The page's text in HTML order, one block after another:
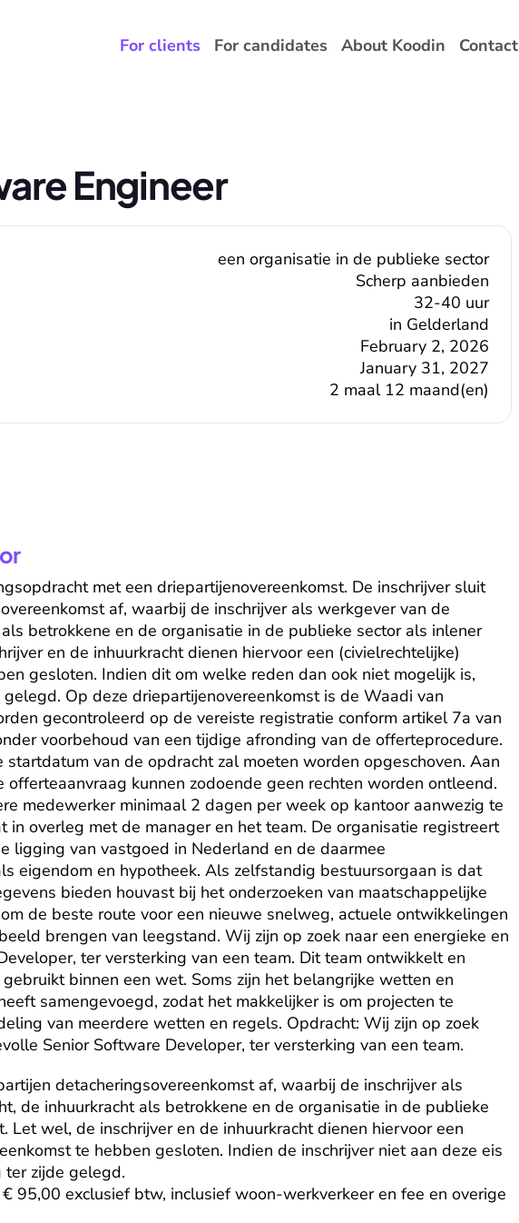
For clients For candidates About Koodin Contact
Engineer
February 2, 2026
January 31, 2027
2 maal 12 maand(en)
een organisatie in de publieke sector
Scherp aanbieden
32-40 uur
in Gelderland
met een driepartijenovereenkomst. De inschrijver sluit
af, waarbij de inschrijver als werkgever van de
betrokkene en de organisatie in de publieke sector als inlener
en de inhuurkracht dienen hiervoor een (civielrechtelijke)
gesloten. Indien dit om welke reden dan ook niet mogelijk is,
Op deze driepartijenovereenkomst is de Waadi van
gecontroleerd op de vereiste registratie conform artikel 7a van
voorbehoud van een tijdige afronding van de offerteprocedure.
van de opdracht zal moeten worden opgeschoven. Aan
kunnen zodoende geen rechten worden ontleend.
medewerker minimaal 2 dagen per week op kantoor aanwezig te
in overleg met de manager en het team. De organisatie registreert
ligging van vastgoed in Nederland en de daarmee
eigendom en hypotheek. Als zelfstandig bestuursorgaan is dat
bieden houvast bij het onderzoeken van maatschappelijke
de beste route voor een nieuwe snelweg, actuele ontwikkelingen
brengen van leegstand. Wij zijn op zoek naar een energieke en
ter versterking van een team. Dit team ontwikkelt en
binnen een wet. Soms zijn het belangrijke wetten en
samengevoegd, zodat het makkelijker is om projecten te
van meerdere wetten en regels. Opdracht: Wij zijn op zoek
Senior Software Developer, ter versterking van een team.
detacheringsovereenkomst af, waarbij de inschrijver als
de inhuurkracht als betrokkene en de organisatie in de publieke
Let wel, de inschrijver en de inhuurkracht dienen hiervoor een
te hebben gesloten. Indien de inschrijver niet aan deze eis
zijde gelegd.
95,00 exclusief btw, inclusief woon-werkverkeer en fee en overige